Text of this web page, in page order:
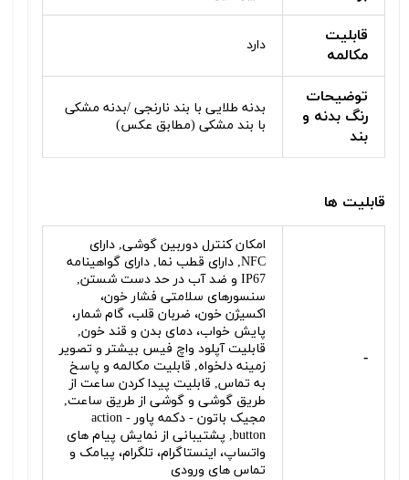
قابلیت
مکالمه
دارد
توضیحات
رنگ بدنه و
بند
بدنه طلایی با بند نارنجی /بدنه مشکی
با بند مشکی (مطابق عکس)
قابلیت ها
-
امکان کنترل دوربین گوشی, دارای
NFC, دارای قطب نما, دارای گواهینامه
IP67 و ضد آب در حد دست شستن,
سنسورهای سلامتی فشار خون،
اکسیژن خون، ضربان قلب، گام شمار،
پایش خواب، دمای بدن و قند خون,
قابلیت آپلود واچ فیس بیشتر و تصویر
زمینه دلخواه, قابلیت مکالمه و پاسخ
به تماس, قابلیت پیدا کردن ساعت از
طریق گوشی و گوشی از طریق ساعت,
مجیک باتون - دکمه پاور - action
button, پشتیبانی از نمایش پیام های
واتساپ، اینستاگرام، تلگرام، پیامک و
تماس های ورودی